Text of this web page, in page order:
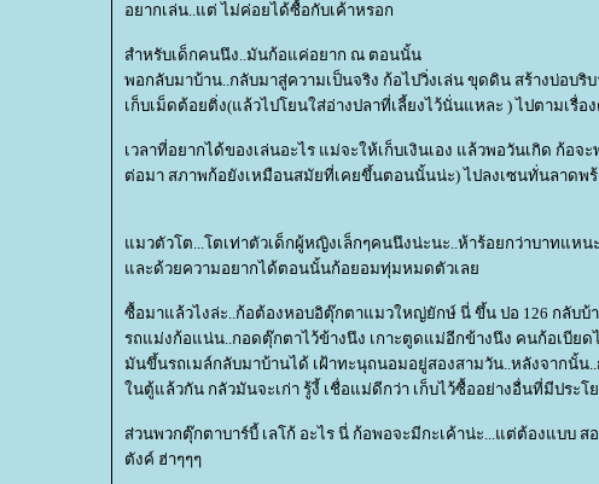
อยากเล่น..แต่ ไม่ค่อยได้ซื้อกับเค้าหรอก
สำหรับเด็กคนนึง..มันก้อแค่อยาก ณ ตอนนั้น
พอกลับมาบ้าน..กลับมาสู่ความเป็นจริง ก้อไปวิ่งเล่น ขุดดิน สร้างบ่อบ
เก็บเม็ดต้อยติ่ง(แล้วไปโยนใส่อ่างปลาที่เลี้ยงไว้นั่นแหละ ) ไปตามเรื่
เวลาที่อยากได้ของเล่นอะไร แม่จะให้เก็บเงินเอง แล้วพอวันเกิด ก้อ
ต่อมา สภาพก้อยังเหมือนสมัยที่เคยขึ้นตอนนั้นน่ะ) ไปลงเซนทั่นลาดพ
มวตัวโต...โตเท่าตัวเด็กผู้หญิงเล็กๆคนนึงน่ะนะ..ห้าร้อยกว่าบาทแหน
ละด้วยความอยากได้ตอนนั้นก้อยอมทุ่มหมดตัวเล
ซื้อมาแล้วไงล่ะ..ก้อต้องหอบอิตุ๊กตาแมวใหญ่ยักษ์ นี่ ขึ้น ปอ 126 กลับบ้า
รถแม่งก้อแน่น..กอดตุ๊กตาไว้ข้างนึง เกาะตูดแม่อีกข้างนึง คนก้อเบียด
มันขึ้นรถเมล์กลับมาบ้านได้ เฝ้าทะนุถนอมอยู่สองสามวัน..หลังจากนั้น
นตู้แล้วกัน กลัวมันจะเก่า รู้งี้ เชื่อแม่ดีกว่า เก็บไว้ซื้ออย่างอื่นที่มีประ
ส่วนพวกตุ๊กตาบาร์บี้ เลโก้ อะไร นี่ ก้อพอจะมีกะเค้าน่ะ...แต่ต้องแบบ
ตังค์ ฮ่าๆๆๆ